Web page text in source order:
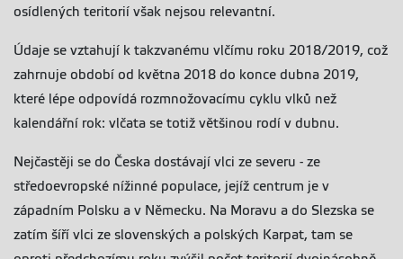
osídlených teritorií však nejsou relevantní.
Údaje se vztahují k takzvanému vlčímu roku 2018/2019, což
zahrnuje období od května 2018 do konce dubna 2019,
které lépe odpovídá rozmnožovacímu cyklu vlků než
kalendářní rok: vlčata se totiž většinou rodí v dubnu.
Nejčastěji se do Česka dostávají vlci ze severu - ze
středoevropské nížinné populace, jejíž centrum je v
západním Polsku a v Německu. Na Moravu a do Slezska se
zatím šíří vlci ze slovenských a polských Karpat, tam se